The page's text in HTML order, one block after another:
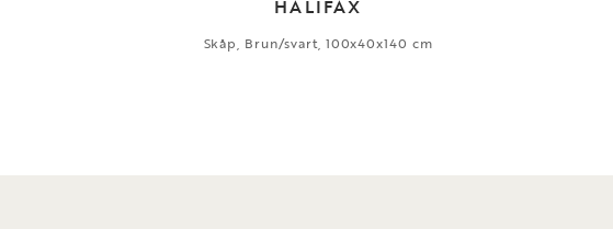
HALIFAX
Skåp, Brun/svart, 100x40x140 cm